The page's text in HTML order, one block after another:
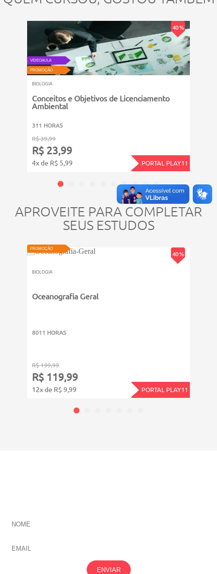
40 %
VIDEOAULA
PROMOÇÃO
BIOLOGIA
Conceitos e Objetivos de Licenciamento
Ambiental
311 HORAS
R$ 39,99
R$ 23,99
4x de R$ 5,99 PORTAL PLAY11
APROVEITE PARA COMPLETAR
SEUS ESTUDOS
40 %
PROMOÇÃO
BIOLOGIA
Oceanografia Geral
8011 HORAS
R$ 199,99
R$ 119,99
12x de R$ 9,99 PORTAL PLAY11
ENVIAR